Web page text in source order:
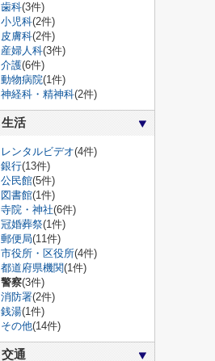
歯科(3件)
小児科(2件)
皮膚科(2件)
産婦人科(3件)
介護(6件)
動物病院(1件)
神経科・精神科(2件)
生活
レンタルビデオ(4件)
銀行(13件)
公民館(5件)
図書館(1件)
寺院・神社(6件)
冠婚葬祭(1件)
郵便局(11件)
市役所・区役所(4件)
都道府県機関(1件)
警察(3件)
消防署(2件)
銭湯(1件)
その他(14件)
交通